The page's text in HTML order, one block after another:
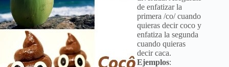
de enfatizar la
primera /co/ cuando
quieras decir coco y
enfatiza la segunda
cuando quieras
decir caca.
Ejemplos: